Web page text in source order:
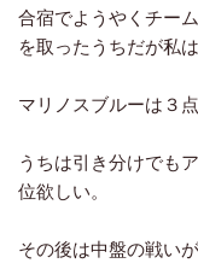
合宿でようやくチー
を取ったうちだが私
マリノスブルーは３
うちは引き分けでも
位欲しい。
その後は中盤の戦い